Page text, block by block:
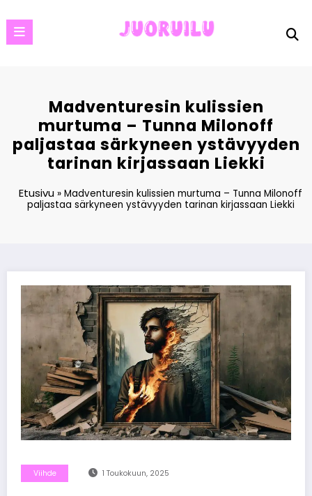
to
content
Madventuresin kulissien
murtuma – Tunna Milonoff
paljastaa särkyneen ystävyyden
tarinan kirjassaan Liekki
Etusivu »Madventuresin kulissien murtuma – Tunna Milonoff
paljastaa särkyneen ystävyyden tarinan kirjassaan Liekki
Viihde 1 Toukokuun, 2025